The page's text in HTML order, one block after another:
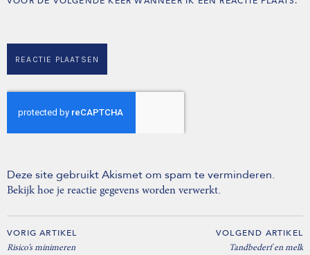
Deze site gebruikt Akismet om spam te verminderen.
Bekijk hoe je reactie gegevens worden verwerkt.
VORIG ARTIKEL
Risico’s minimeren
VOLGEND ARTIKEL
Tandbederf en melk